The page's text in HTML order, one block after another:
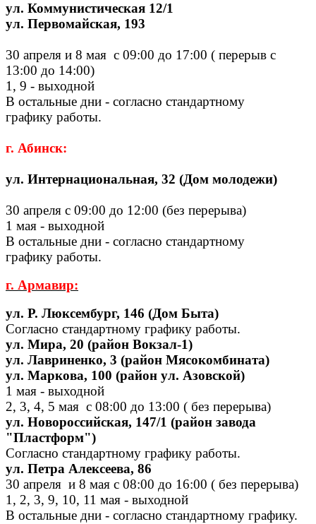
ул. Коммунистическая 12/1
ул. Первомайская, 193
30 апреля и 8 мая с 09:00 до 17:00 ( перерыв с
13:00 до 14:00)
1, 9 - выходной
В остальные дни - согласно стандартному
графику работы.
г. Абинск:
ул. Интернациональная, 32 (Дом молодежи)
30 апреля с 09:00 до 12:00 (без перерыва)
1 мая - выходной
В остальные дни - согласно стандартному
графику работы.
г. Армавир:
ул. Р. Люксембург, 146 (Дом Быта)
Согласно стандартному графику работы.
ул. Мира, 20 (район Вокзал-1)
ул. Лавриненко, 3 (район Мясокомбината)
ул. Маркова, 100 (район ул. Азовской)
1 мая - выходной
2, 3, 4, 5 мая с 08:00 до 13:00 ( без перерыва)
ул. Новороссийская, 147/1 (район завода
"Пластформ")
Согласно стандартному графику работы.
ул. Петра Алексеева, 86
30 апреля и 8 мая с 08:00 до 16:00 ( без перерыва)
1, 2, 3, 9, 10, 11 мая - выходной
В остальные дни - согласно стандартному графику.